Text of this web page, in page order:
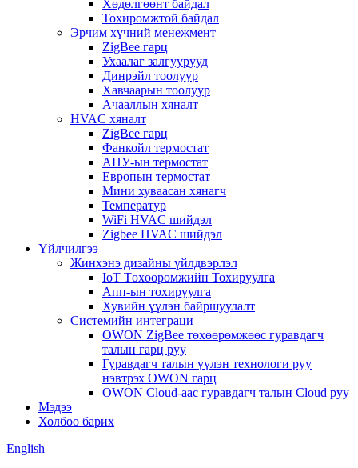
Хөдөлгөөнт байдал
Тохиромжтой байдал
Эрчим хүчний менежмент
ZigBee гарц
Ухаалаг залгуурууд
Динрэйл тоолуур
Хавчаарын тоолуур
Ачааллын хяналт
HVAC хяналт
ZigBee гарц
Фанкойл термостат
АНУ-ын термостат
Европын термостат
Мини хуваасан хянагч
Температур
WiFi HVAC шийдэл
Zigbee HVAC шийдэл
Үйлчилгээ
Жинхэнэ дизайны үйлдвэрлэл
IoT Төхөөрөмжийн Тохируулга
Апп-ын тохируулга
Хувийн үүлэн байршуулалт
Системийн интеграци
OWON ZigBee төхөөрөмжөөс гуравдагч
талын гарц руу
Гуравдагч талын үүлэн технологи руу
нэвтрэх OWON гарц
OWON Cloud-аас гуравдагч талын Cloud руу
Мэдээ
Холбоо барих
English